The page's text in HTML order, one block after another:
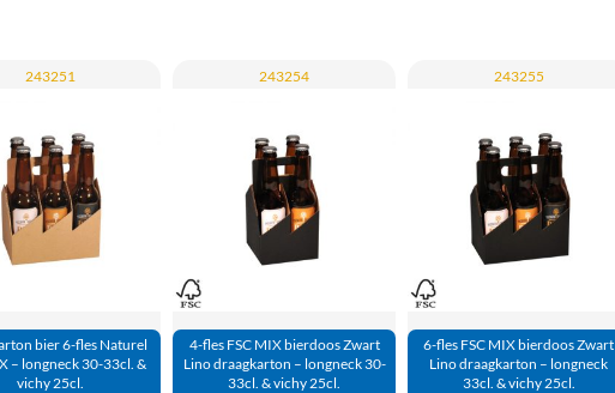
243251
bier 6-fles Naturel
– longneck 30-33cl. &
vichy 25cl.
243254
4-fles FSC MIX bierdoos Zwart
Lino draagkarton – longneck 30-
33cl. & vichy 25cl.
243255
6-fles FSC MIX bierdoos Zwart
Lino draagkarton – longneck
33cl. & vichy 25cl.